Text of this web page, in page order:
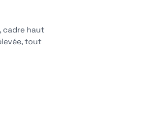
cadre haut
tout